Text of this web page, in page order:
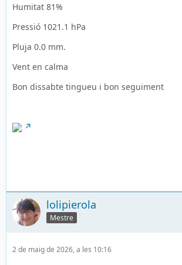
Humitat 81%
Pressió 1021.1 hPa
Pluja 0.0 mm.
Vent en calma
Bon dissabte tingueu i bon seguiment
lolipierola
Mestre
2 de maig de 2026, a les 10:16